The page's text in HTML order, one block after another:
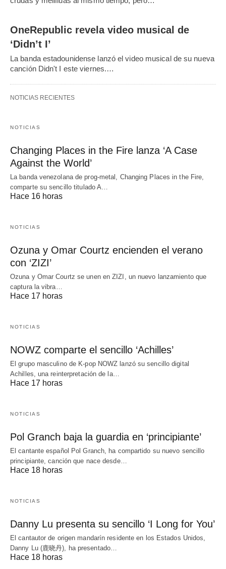
OneRepublic revela video musical de
‘Didn’t I’
La banda estadounidense lanzó el video musical de su nueva
canción Didn't I este viernes.…
NOTICIAS RECIENTES
NOTICIAS
Changing Places in the Fire lanza ‘A Case
Against the World’
La banda venezolana de prog-metal, Changing Places in the Fire,
comparte su sencillo titulado A…
Hace 16 horas
NOTICIAS
Ozuna y Omar Courtz encienden el verano
con ‘ZIZI’
Ozuna y Omar Courtz se unen en ZIZI, un nuevo lanzamiento que
captura la vibra…
Hace 17 horas
NOTICIAS
NOWZ comparte el sencillo ‘Achilles’
El grupo masculino de K-pop NOWZ lanzó su sencillo digital
Achilles, una reinterpretación de la…
Hace 17 horas
NOTICIAS
Pol Granch baja la guardia en ‘principiante’
El cantante español Pol Granch, ha compartido su nuevo sencillo
principiante, canción que nace desde…
Hace 18 horas
NOTICIAS
Danny Lu presenta su sencillo ‘I Long for You’
El cantautor de origen mandarín residente en los Estados Unidos,
Danny Lu (鹿晓丹), ha presentado…
Hace 18 horas